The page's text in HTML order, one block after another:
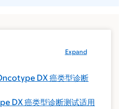
Expand
DX 癌类型诊断
DX 癌类型诊断测试适用